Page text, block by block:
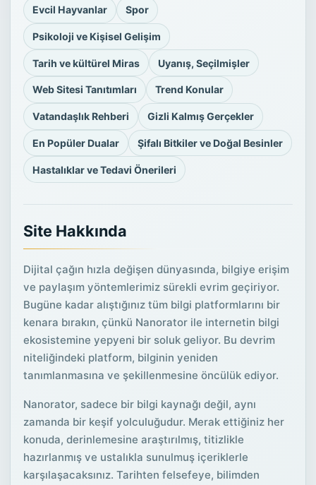
Evcil Hayvanlar Spor
Psikoloji ve Kişisel Gelişim
Tarih ve kültürel Miras Uyanış, Seçilmişler
Web Sitesi Tanıtımları Trend Konular
Vatandaşlık Rehberi Gizli Kalmış Gerçekler
En Popüler Dualar Şifalı Bitkiler ve Doğal Besinler
Hastalıklar ve Tedavi Önerileri
Site Hakkında
Dijital çağın hızla değişen dünyasında, bilgiye erişim
ve paylaşım yöntemlerimiz sürekli evrim geçiriyor.
Bugüne kadar alıştığınız tüm bilgi platformlarını bir
kenara bırakın, çünkü Nanorator ile internetin bilgi
ekosistemine yepyeni bir soluk geliyor. Bu devrim
niteliğindeki platform, bilginin yeniden
tanımlanmasına ve şekillenmesine öncülük ediyor.
Nanorator, sadece bir bilgi kaynağı değil, aynı
zamanda bir keşif yolculuğudur. Merak ettiğiniz her
konuda, derinlemesine araştırılmış, titizlikle
hazırlanmış ve ustalıkla sunulmuş içeriklerle
karşılaşacaksınız. Tarihten felsefeye, bilimden